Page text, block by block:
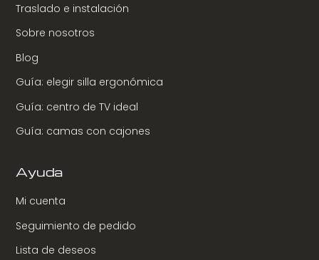
Traslado e instalación
Sobre nosotros
Blog
Guía: elegir silla ergonómica
Guía: centro de TV ideal
Guía: camas con cajones
Ayuda
Mi cuenta
Seguimiento de pedido
Lista de deseos